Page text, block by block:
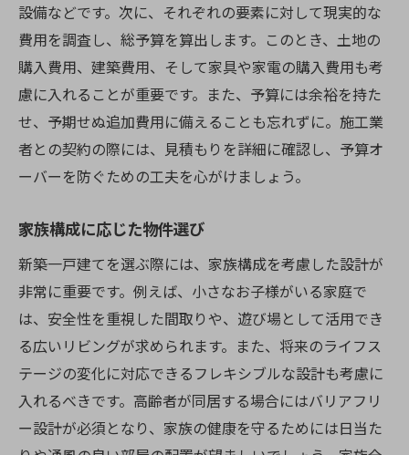
保証内容とアフターサービスの確認
引き渡し書類の確認と手続き
沖縄で夢の新築一戸建てを手に入れるための成
功の秘訣
プロジェクト全体の計画性
専門家のアドバイスを活用する方法
トラブル時の対処法
地域の文化と生活に溶け込むためのポイン
ト
理想の生活を実現するための心構え
設備などです。次に、それぞれの要素に対して現実的な
費用を調査し、総予算を算出します。このとき、土地の
購入費用、建築費用、そして家具や家電の購入費用も考
慮に入れることが重要です。また、予算には余裕を持た
せ、予期せぬ追加費用に備えることも忘れずに。施工業
者との契約の際には、見積もりを詳細に確認し、予算オ
ーバーを防ぐための工夫を心がけましょう。
家族構成に応じた物件選び
新築一戸建てを選ぶ際には、家族構成を考慮した設計が
非常に重要です。例えば、小さなお子様がいる家庭で
は、安全性を重視した間取りや、遊び場として活用でき
る広いリビングが求められます。また、将来のライフス
テージの変化に対応できるフレキシブルな設計も考慮に
入れるべきです。高齢者が同居する場合にはバリアフリ
ー設計が必須となり、家族の健康を守るためには日当た